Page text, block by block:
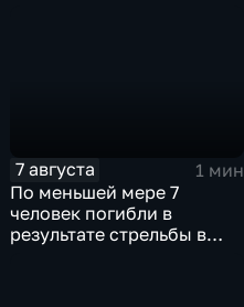
7 августа
1 мин
По меньшей мере 7
человек погибли в
результате стрельбы в